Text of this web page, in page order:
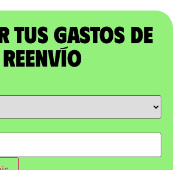
tus gastos de
reenvío